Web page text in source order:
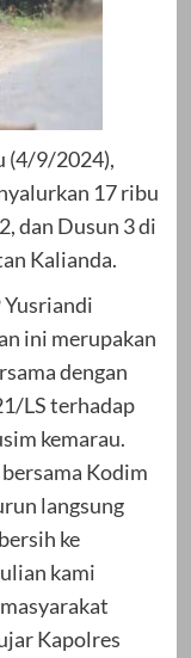
(4/9/2024),
17 ribu
dan Dusun 3 di
Kalianda.
Yusriandi
ini merupakan
dengan
LS terhadap
kemarau.
Kodim
langsung
ke
kami
Kapolres